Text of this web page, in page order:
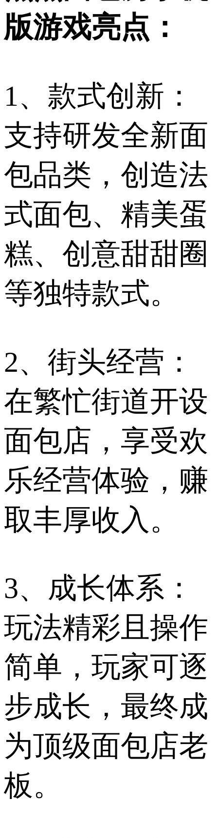
版游戏亮点：
1、款式创新：
支持研发全新面
包品类，创造法
式面包、精美蛋
糕、创意甜甜圈
等独特款式。
2、街头经营：
在繁忙街道开设
面包店，享受欢
乐经营体验，赚
取丰厚收入。
3、成长体系：
玩法精彩且操作
简单，玩家可逐
步成长，最终成
为顶级面包店老
板。